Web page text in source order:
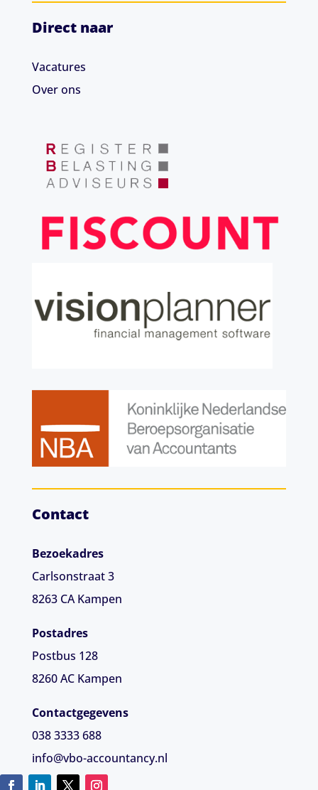
Direct naar
Vacatures
Over ons
Contact
Bezoekadres
Carlsonstraat 3
8263 CA Kampen
Postadres
Postbus 128
8260 AC Kampen
Contactgegevens
038 3333 688
info@vbo-accountancy.nl